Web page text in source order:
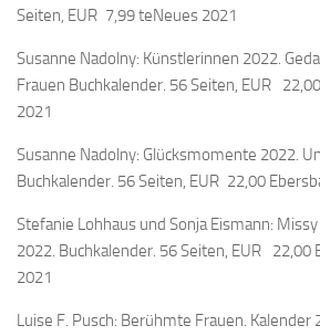
Seiten, EUR 7,99 teNeues 2021
Susanne Nadolny: Künstlerinnen 2022.
Frauen Buchkalender. 56 Seiten, EUR
2021
Susanne Nadolny: Glücksmomente 2022.
Buchkalender. 56 Seiten, EUR 22,00
Stefanie Lohhaus und Sonja Eismann:
2022. Buchkalender. 56 Seiten, EUR 22,00
2021
Luise F. Pusch: Berühmte Frauen. Kalender